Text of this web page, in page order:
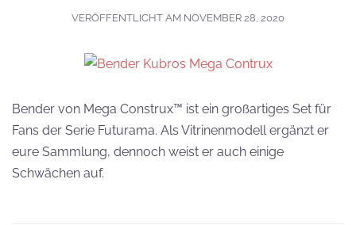
VERÖFFENTLICHT AM NOVEMBER 28, 2020
Bender von Mega Construx™ ist ein großartiges Set für
Fans der Serie Futurama. Als Vitrinenmodell ergänzt er
eure Sammlung, dennoch weist er auch einige
Schwächen auf.